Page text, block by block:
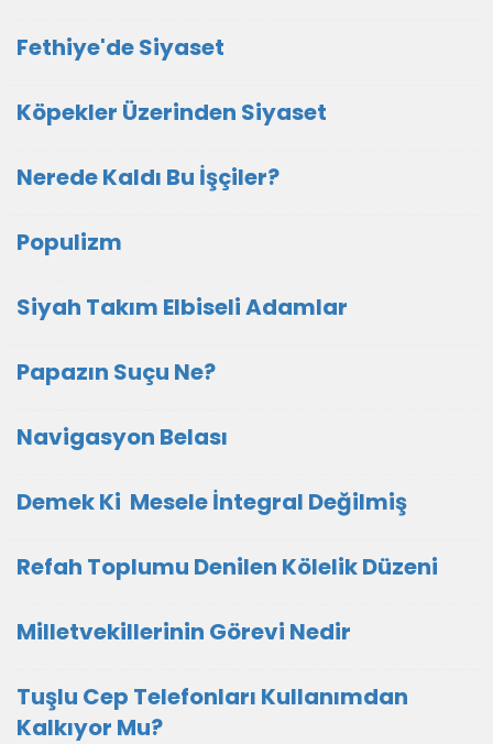
Fethiye'de Siyaset
Köpekler Üzerinden Siyaset
Nerede Kaldı Bu İşçiler?
Populizm
Siyah Takım Elbiseli Adamlar
Papazın Suçu Ne?
Navigasyon Belası
Demek Ki Mesele İntegral Değilmiş
Refah Toplumu Denilen Kölelik Düzeni
Milletvekillerinin Görevi Nedir
Tuşlu Cep Telefonları Kullanımdan
Kalkıyor Mu?